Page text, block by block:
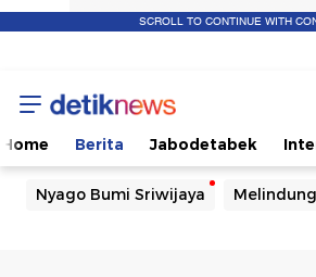
SCROLL TO CONTINUE WITH
Home Berita Jabodetabek
Nyago Bumi Sriwijaya